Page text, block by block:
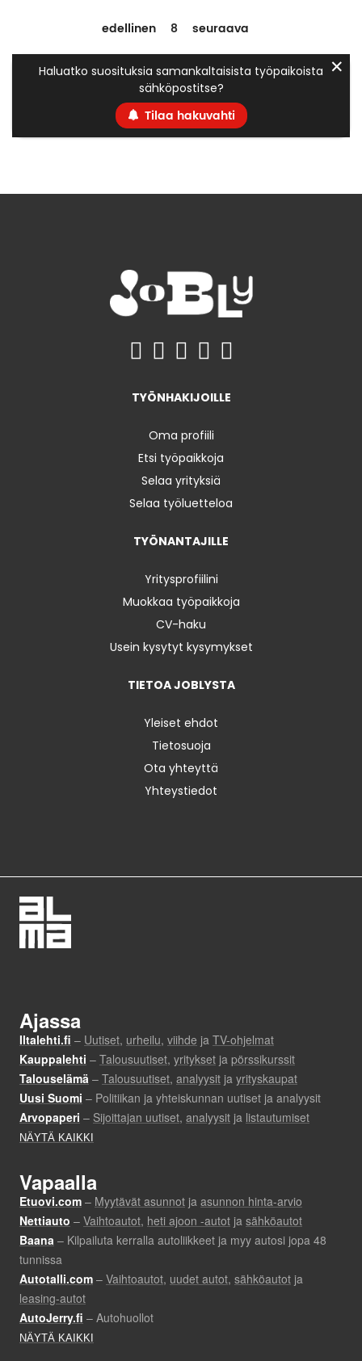
edellinen 8 seuraava
Haluatko suosituksia samankaltaisista työpaikoista
sähköpostitse?
Tilaa hakuvahti
✕
TYÖNHAKIJOILLE
Oma profiili
Etsi työpaikkoja
Selaa yrityksiä
Selaa työluetteloa
TYÖNANTAJILLE
Yritysprofiilini
Muokkaa työpaikkoja
CV-haku
Usein kysytyt kysymykset
TIETOA JOBLYSTA
Yleiset ehdot
Tietosuoja
Ota yhteyttä
Yhteystiedot